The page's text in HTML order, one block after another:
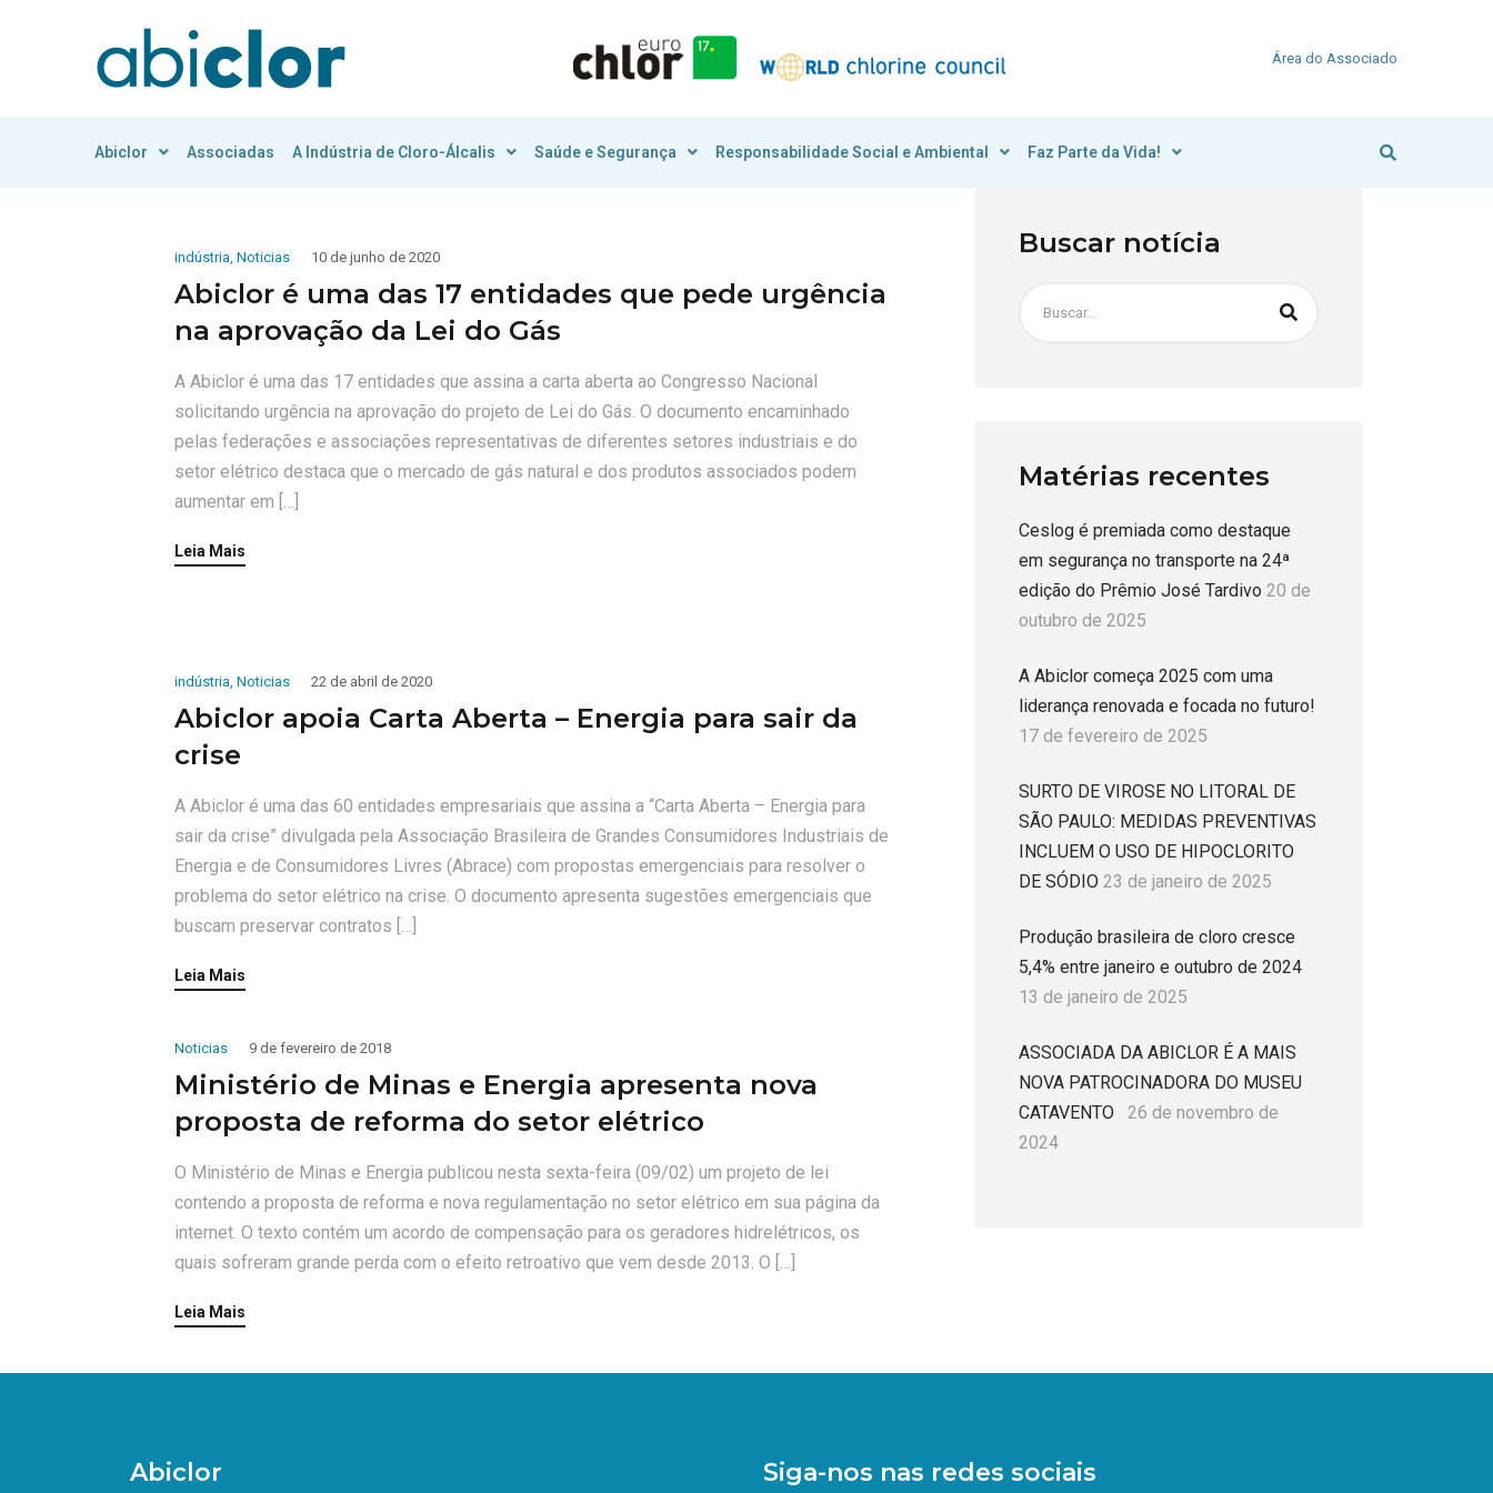
Área do Associado
Abiclor Associadas A Indústria de Cloro-Álcalis Saúde e Segurança Responsabilidade Social e Ambiental Faz Parte da Vida!
indústria, Noticias 10 de junho de 2020
Abiclor é uma das 17 entidades que pede urgência
na aprovação da Lei do Gás
A Abiclor é uma das 17 entidades que assina a carta aberta ao Congresso Nacional
solicitando urgência na aprovação do projeto de Lei do Gás. O documento encaminhado
pelas federações e associações representativas de diferentes setores industriais e do
setor elétrico destaca que o mercado de gás natural e dos produtos associados podem
aumentar em […]
Leia Mais
indústria, Noticias 22 de abril de 2020
Abiclor apoia Carta Aberta – Energia para sair da
crise
A Abiclor é uma das 60 entidades empresariais que assina a “Carta Aberta – Energia para
sair da crise” divulgada pela Associação Brasileira de Grandes Consumidores Industriais de
Energia e de Consumidores Livres (Abrace) com propostas emergenciais para resolver o
problema do setor elétrico na crise. O documento apresenta sugestões emergenciais que
buscam preservar contratos […]
Leia Mais
Noticias 9 de fevereiro de 2018
Ministério de Minas e Energia apresenta nova
proposta de reforma do setor elétrico
O Ministério de Minas e Energia publicou nesta sexta-feira (09/02) um projeto de lei
contendo a proposta de reforma e nova regulamentação no setor elétrico em sua página da
internet. O texto contém um acordo de compensação para os geradores hidrelétricos, os
quais sofreram grande perda com o efeito retroativo que vem desde 2013. O […]
Leia Mais
Buscar notícia
Matérias recentes
Ceslog é premiada como destaque
em segurança no transporte na 24ª
edição do Prêmio José Tardivo 20 de
outubro de 2025
A Abiclor começa 2025 com uma
liderança renovada e focada no futuro!
17 de fevereiro de 2025
SURTO DE VIROSE NO LITORAL DE
SÃO PAULO: MEDIDAS PREVENTIVAS
INCLUEM O USO DE HIPOCLORITO
DE SÓDIO 23 de janeiro de 2025
Produção brasileira de cloro cresce
5,4% entre janeiro e outubro de 2024
13 de janeiro de 2025
ASSOCIADA DA ABICLOR É A MAIS
NOVA PATROCINADORA DO MUSEU
CATAVENTO
26 de novembro de
2024
Abiclor Siga-nos nas redes sociais